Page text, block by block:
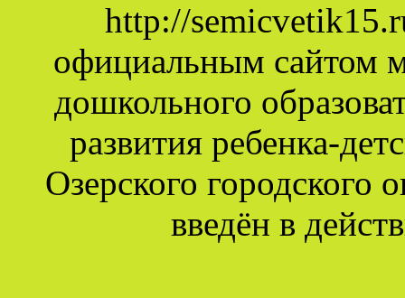
http://
официальным сайтом
дошкольного
развития ребенка-
Озерского городского
введён в